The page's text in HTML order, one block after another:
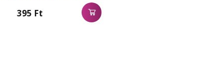
395 Ft